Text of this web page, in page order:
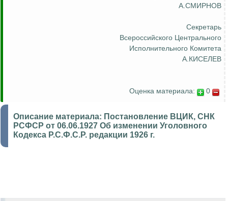
А.СМИРНОВ
Секретарь
Всероссийского Центрального
Исполнительного Комитета
А.КИСЕЛЕВ
Оценка материала: 0
Описание материала: Постановление ВЦИК, СНК
РСФСР от 06.06.1927 Об изменении Уголовного
Кодекса Р.С.Ф.С.Р. редакции 1926 г.